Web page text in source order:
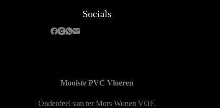
Socials
Mooiste PVC Vloeren
Onderdeel van ter Mors Wonen VOF.